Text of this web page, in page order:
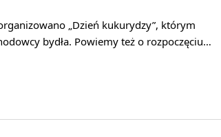
„Dzień kukurydzy”, którym
bydła. Powiemy też o rozpoczęciu…